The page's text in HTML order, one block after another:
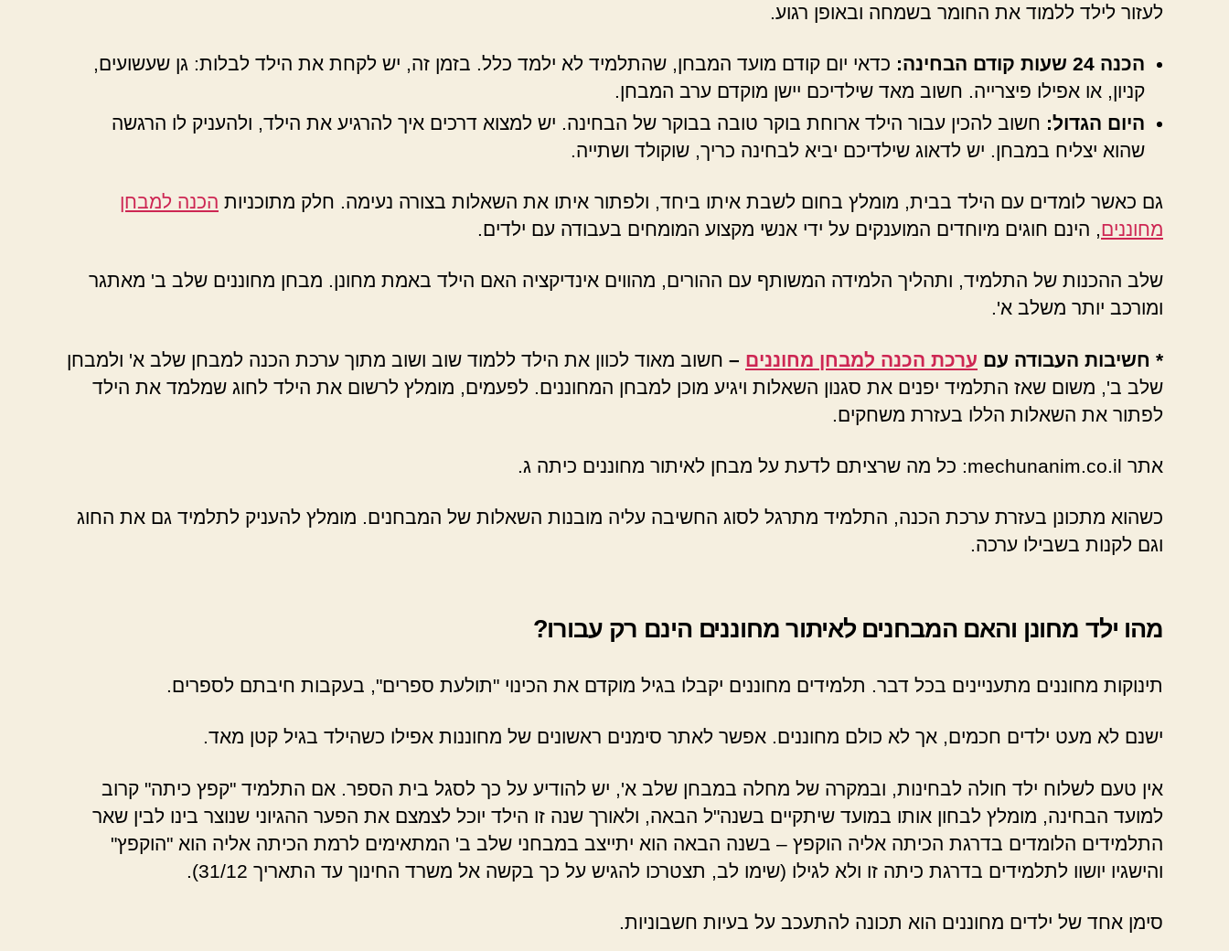
לעזור לילד ללמוד את החומר בשמחה ובאופן רגוע.
הכנה 24 שעות קודם הבחינה:
כדאי יום קודם מועד המבחן, שהתלמיד לא ילמד כלל. בזמן זה, יש לקחת את הילד לבלות: גן שעשועים,
קניון, או אפילו פיצרייה. חשוב מאד שילדיכם יישן מוקדם ערב המבחן.
היום הגדול: חשוב להכין עבור הילד ארוחת בוקר טובה בבוקר של הבחינה. יש למצוא דרכים איך להרגיע את הילד, ולהעניק לו הרגשה
שהוא יצליח במבחן. יש לדאוג שילדיכם יביא לבחינה כריך, שוקולד ושתייה.
גם כאשר לומדים עם הילד בבית, מומלץ בחום לשבת איתו ביחד, ולפתור איתו את השאלות בצורה נעימה. חלק מתוכניות הכנה למבחן
מחוננים, הינם חוגים מיוחדים המוענקים על ידי אנשי מקצוע המומחים בעבודה עם ילדים.
שלב ההכנות של התלמיד, ותהליך הלמידה המשותף עם ההורים, מהווים אינדיקציה האם הילד באמת מחונן. מבחן מחוננים שלב ב' מאתגר
ומורכב יותר משלב א'.
* חשיבות העבודה עם ערכת הכנה למבחן מחוננים – חשוב מאוד לכוון את הילד ללמוד שוב ושוב מתוך ערכת הכנה למבחן שלב א' ולמבחן
שלב ב', משום שאז התלמיד יפנים את סגנון השאלות ויגיע מוכן למבחן המחוננים. לפעמים, מומלץ לרשום את הילד לחוג שמלמד את הילד
לפתור את השאלות הללו בעזרת משחקים.
אתר mechunanim.co.il: כל מה שרציתם לדעת על מבחן לאיתור מחוננים כיתה ג.
כשהוא מתכונן בעזרת ערכת הכנה, התלמיד מתרגל לסוג החשיבה עליה מובנות השאלות של המבחנים. מומלץ להעניק לתלמיד גם את החוג
וגם לקנות בשבילו ערכה.
מהו ילד מחונן והאם המבחנים לאיתור מחוננים הינם רק עבורו?
תינוקות מחוננים מתעניינים בכל דבר. תלמידים מחוננים יקבלו בגיל מוקדם את הכינוי "תולעת ספרים", בעקבות חיבתם לספרים.
ישנם לא מעט ילדים חכמים, אך לא כולם מחוננים. אפשר לאתר סימנים ראשונים של מחוננות אפילו כשהילד בגיל קטן מאד.
אין טעם לשלוח ילד חולה לבחינות, ובמקרה של מחלה במבחן שלב א', יש להודיע על כך לסגל בית הספר. אם התלמיד "קפץ כיתה" קרוב
למועד הבחינה, מומלץ לבחון אותו במועד שיתקיים בשנה"ל הבאה, ולאורך שנה זו הילד יוכל לצמצם את הפער ההגיוני שנוצר בינו לבין שאר
התלמידים הלומדים בדרגת הכיתה אליה הוקפץ – בשנה הבאה הוא יתייצב במבחני שלב ב' המתאימים לרמת הכיתה אליה הוא "הוקפץ"
והישגיו יושוו לתלמידים בדרגת כיתה זו ולא לגילו (שימו לב, תצטרכו להגיש על כך בקשה אל משרד החינוך עד התאריך 31/12).
סימן אחד של ילדים מחוננים הוא תכונה להתעכב על בעיות חשבוניות.